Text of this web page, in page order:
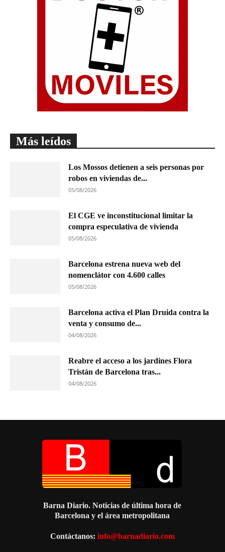
Más leídos
Los Mossos detienen a seis personas por
robos en viviendas de...
05/08/2026
El CGE ve inconstitucional limitar la
compra especulativa de vivienda
05/08/2026
Barcelona estrena nueva web del
nomenclátor con 4.600 calles
05/08/2026
Barcelona activa el Plan Druida contra la
venta y consumo de...
04/08/2026
Reabre el acceso a los jardines Flora
Tristán de Barcelona tras...
04/08/2026
Barna Diario. Noticias de última hora de
Barcelona y el área metropolitana
Contáctanos: info@barnadiario.com